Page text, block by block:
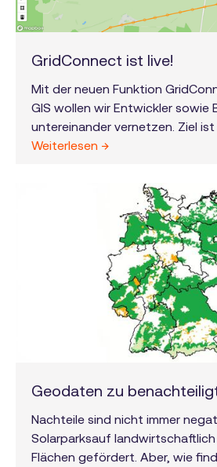
GridConnect ist live!
Mit der neuen Funktion
GIS wollen wir Entwickler sowie
untereinander vernetzen. Ziel ist
gemeinsame Planung neuer
bessere Ausnutzung
Weiterlesen →
Geodaten zu
Nachteile sind nicht immer
Solarparksauf
Flächen gefördert. Aber, wie